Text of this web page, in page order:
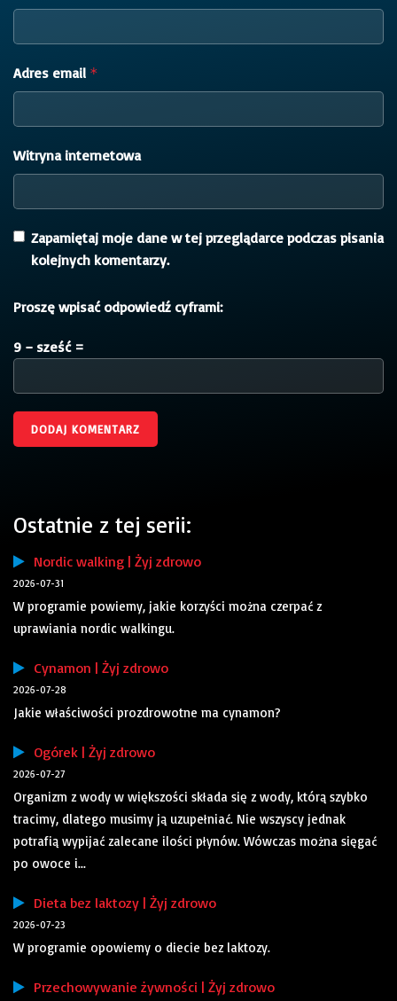
Adres email *
Witryna internetowa
Zapamiętaj moje dane w tej przeglądarce podczas pisania
kolejnych komentarzy.
Proszę wpisać odpowiedź cyframi:
9 − sześć =
Ostatnie z tej serii:
Nordic walking | Żyj zdrowo
2026-07-31
W programie powiemy, jakie korzyści można czerpać z
uprawiania nordic walkingu.
Cynamon | Żyj zdrowo
2026-07-28
Jakie właściwości prozdrowotne ma cynamon?
Ogórek | Żyj zdrowo
2026-07-27
Organizm z wody w większości składa się z wody, którą szybko
tracimy, dlatego musimy ją uzupełniać. Nie wszyscy jednak
potrafią wypijać zalecane ilości płynów. Wówczas można sięgać
po owoce i...
Dieta bez laktozy | Żyj zdrowo
2026-07-23
W programie opowiemy o diecie bez laktozy.
Przechowywanie żywności | Żyj zdrowo